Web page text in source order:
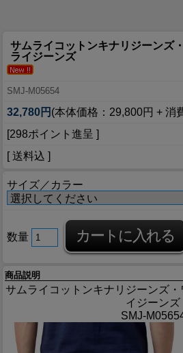
サムライコットンキナリジーンズ
ライジーンズ
SMJ-M05654
32,780円 (本体価格：29,800円 + 消
[298ポイント進呈 ]
[ 送料込 ]
サイズ／カラー
数量
商品説明
サムライコットンキナリジーンズ
イジーンズ
SMJ-